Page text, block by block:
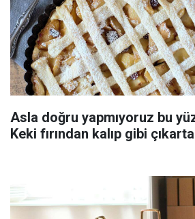
Asla doğru yapmıyoruz bu
Keki fırından kalıp gibi